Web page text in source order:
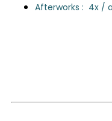
Afterworks : 4x /